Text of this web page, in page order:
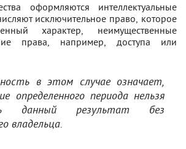
оформляются интеллектуальные
исключительное право, которое
характер, неимущественные
права, например, доступа или
в этом случае означает,
определенного периода нельзя
данный результат без
владельца.